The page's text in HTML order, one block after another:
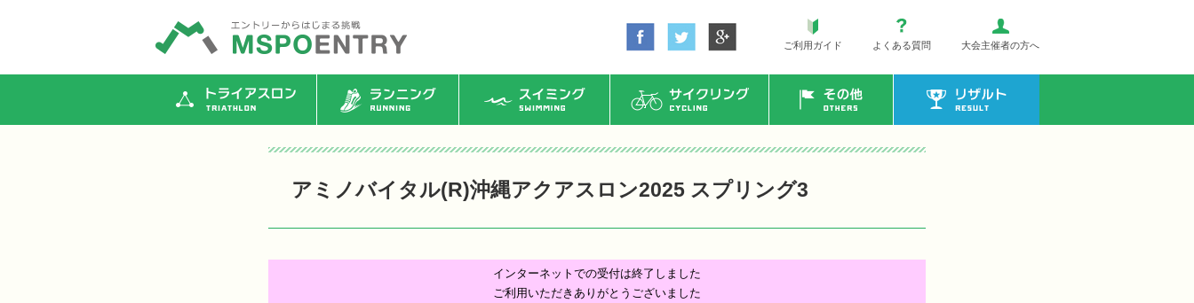
ご利用ガイド よくある質問 大会主催者の方へ
トライアスロン ランニング スイミング サイクリング その他 リザルト
アミノバイタル(R)沖縄アクアスロン2025 スプリング3
インターネットでの受付は終了しました
ご利用いただきありがとうございました